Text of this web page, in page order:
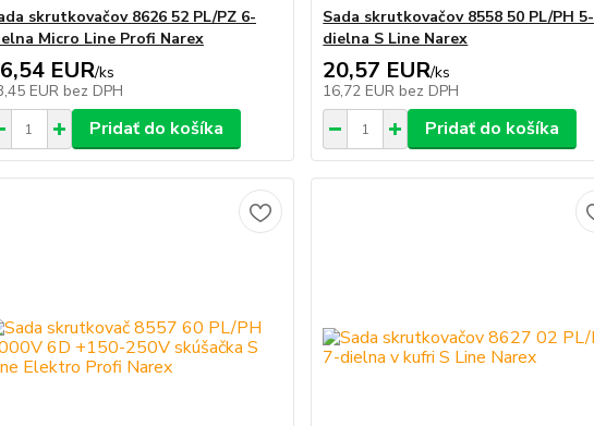
skrutkovačov 8626 52 PL/PZ 6-
Micro Line Profi Narex
EUR/ks
EUR bez DPH
Pridať do košíka
Sada skrutkovačov 8558 50 PL/PH 5-
dielna S Line Narex
20,57 EUR/ks
16,72 EUR bez DPH
Pridať do košíka